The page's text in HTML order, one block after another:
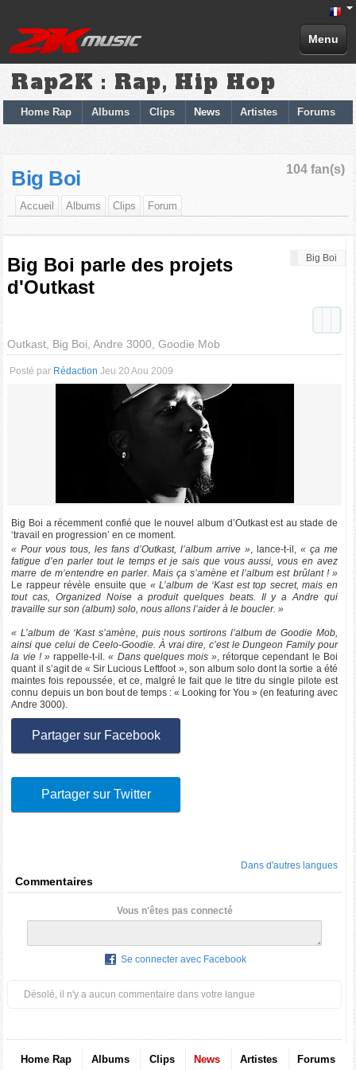
Menu
Rap2K : Rap, Hip Hop
Home Rap Albums Clips News Artistes Forums
104 fan(s)
Big Boi
Accueil Albums Clips Forum
Big Boi
Big Boi parle des projets
d'Outkast
Outkast, Big Boi, Andre 3000, Goodie Mob
Posté par Rédaction Jeu 20 Aou 2009
Big Boi a récemment confié que le nouvel album d’Outkast est au stade de
‘travail en progression’ en ce moment.
« Pour vous tous, les fans d’Outkast, l’album arrive », lance-t-il, « ça me
fatigue d’en parler tout le temps et je sais que vous aussi, vous en avez
marre de m’entendre en parler. Mais ça s’amène et l’album est brûlant ! »
Le rappeur révèle ensuite que « L’album de ‘Kast est top secret, mais en
tout cas, Organized Noise a produit quelques beats. Il y a Andre qui
travaille sur son (album) solo, nous allons l’aider à le boucler. »
« L’album de ‘Kast s’amène, puis nous sortirons l’album de Goodie Mob,
ainsi que celui de Ceelo-Goodie. À vrai dire, c’est le Dungeon Family pour
la vie ! » rappelle-t-il.« Dans quelques mois », rétorque cependant le Boi
quant il s’agit de « Sir Lucious Leftfoot », son album solo dont la sortie a été
maintes fois repoussée, et ce, malgré le fait que le titre du single pilote est
connu depuis un bon bout de temps : « Looking for You » (en featuring avec
Andre 3000).
Partager sur Facebook
Partager sur Twitter
Dans d'autres langues
Commentaires
Vous n'êtes pas connecté
Se connecter avec Facebook
Désolé, il n'y a aucun commentaire dans votre langue
Home Rap Albums Clips News Artistes Forums